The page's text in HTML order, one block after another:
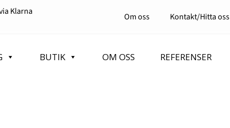
Klarna Om oss Kontakt/Hitta oss
BUTIK OM OSS REFERENSER